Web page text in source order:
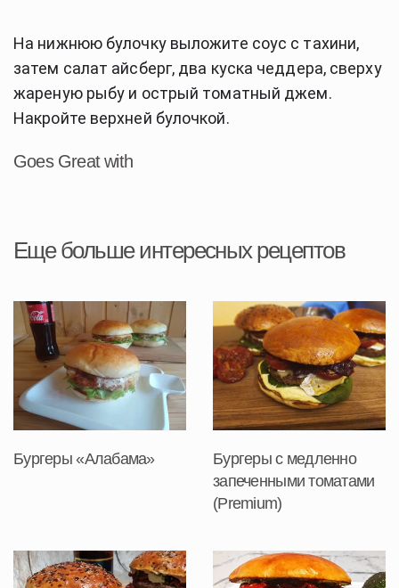
На нижнюю булочку выложите соус с тахини,
затем салат айсберг, два куска чеддера, сверху
жареную рыбу и острый томатный джем.
Накройте верхней булочкой.
Goes Great with
Еще больше интересных рецептов
Бургеры «Алабама»
Бургеры с медленно
запеченными томатами
(Premium)